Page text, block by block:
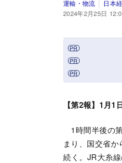
運輸・物流
日本
2024年2月25日
【第2報】1月1
1時間半後の
まり、国交省
続く。JR大糸